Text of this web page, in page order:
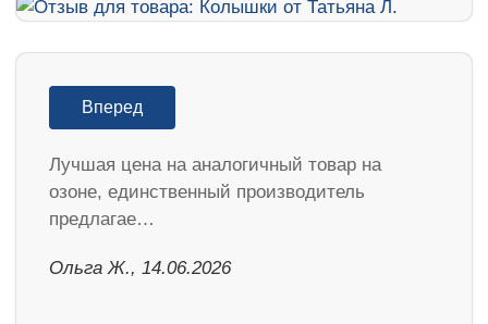
Вперед
Лучшая цена на аналогичный товар на
озоне, единственный производитель
предлагае…
Ольга Ж., 14.06.2026